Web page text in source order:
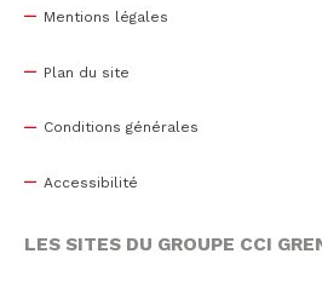
Mentions légales
Plan du site
Conditions générales
Accessibilité
LES SITES DU GROUPE CCI